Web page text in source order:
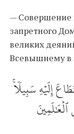
— Совершение
запретного
великих
Всевышнему в
إِلَيۡهِ سَبِيلٗاۚ